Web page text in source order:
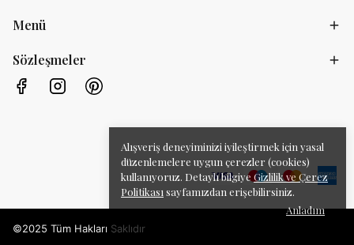
Alışveriş deneyiminizi iyileştirmek için yasal
düzenlemelere uygun çerezler (cookies)
kullanıyoruz. Detaylı bilgiye Gizlilik ve Çerez
Politikası sayfamızdan erişebilirsiniz.
Anladım
Menü
Sözleşmeler
©2025 Tüm Hakları Saklıdır